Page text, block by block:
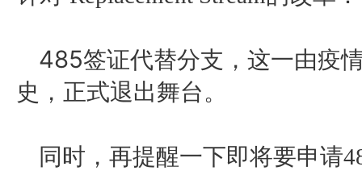
485签证代替分支，这一由疫
史，正式退出舞台。
同时，再提醒一下即将要申请